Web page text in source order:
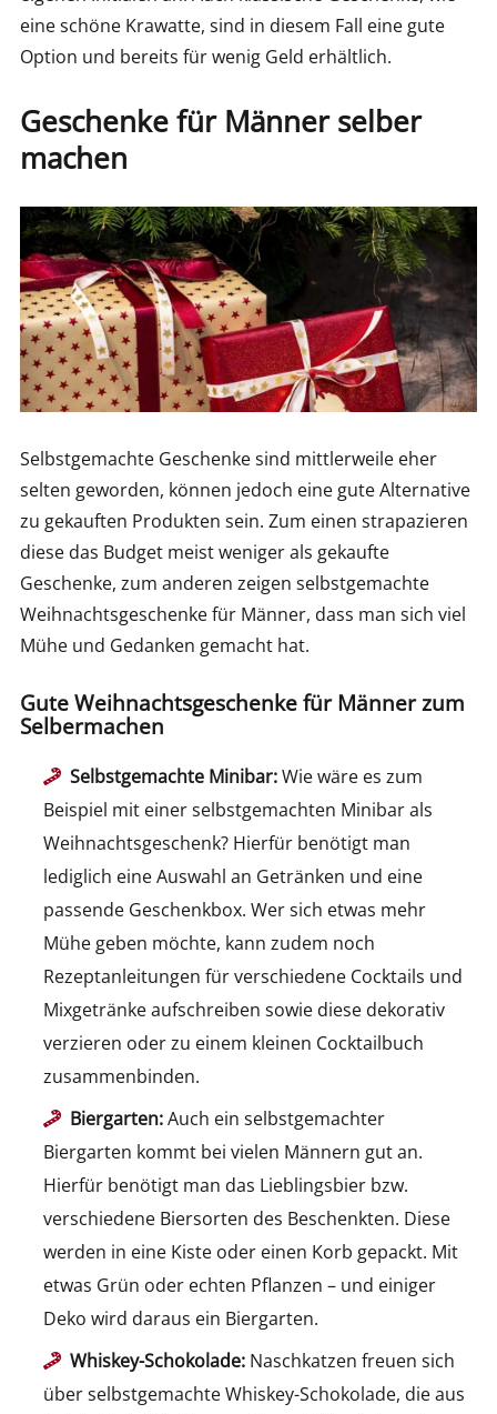
eine schöne Krawatte, sind in diesem Fall eine gute
Option und bereits für wenig Geld erhältlich.
Geschenke für Männer selber
machen
Selbstgemachte Geschenke sind mittlerweile eher
selten geworden, können jedoch eine gute Alternative
zu gekauften Produkten sein. Zum einen strapazieren
diese das Budget meist weniger als gekaufte
Geschenke, zum anderen zeigen selbstgemachte
Weihnachtsgeschenke für Männer, dass man sich viel
Mühe und Gedanken gemacht hat.
Gute Weihnachtsgeschenke für Männer zum
Selbermachen
Selbstgemachte Minibar:Wie wäre es zum
Beispiel mit einer selbstgemachten Minibar als
Weihnachtsgeschenk? Hierfür benötigt man
lediglich eine Auswahl an Getränken und eine
passende Geschenkbox. Wer sich etwas mehr
Mühe geben möchte, kann zudem noch
Rezeptanleitungen für verschiedene Cocktails und
Mixgetränke aufschreiben sowie diese dekorativ
verzieren oder zu einem kleinen Cocktailbuch
zusammenbinden.
Biergarten:Auch ein selbstgemachter
Biergarten kommt bei vielen Männern gut an.
Hierfür benötigt man das Lieblingsbier bzw.
verschiedene Biersorten des Beschenkten. Diese
werden in eine Kiste oder einen Korb gepackt. Mit
etwas Grün oder echten Pflanzen – und einiger
Deko wird daraus ein Biergarten.
Whiskey-Schokolade: Naschkatzen freuen sich
über selbstgemachte Whiskey-Schokolade, die aus